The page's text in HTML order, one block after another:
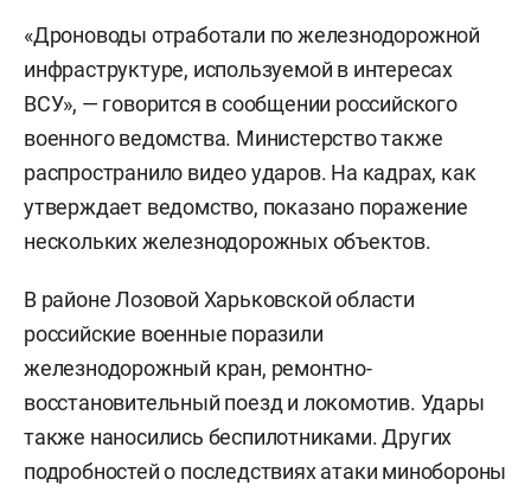
«Дроноводы отработали по железнодорожной
инфраструктуре, используемой в интересах
ВСУ», — говорится в сообщении российского
военного ведомства. Министерство также
распространило видео ударов. На кадрах, как
утверждает ведомство, показано поражение
нескольких железнодорожных объектов.
В районе Лозовой Харьковской области
российские военные поразили
железнодорожный кран, ремонтно-
восстановительный поезд и локомотив. Удары
также наносились беспилотниками. Других
подробностей о последствиях атаки минобороны